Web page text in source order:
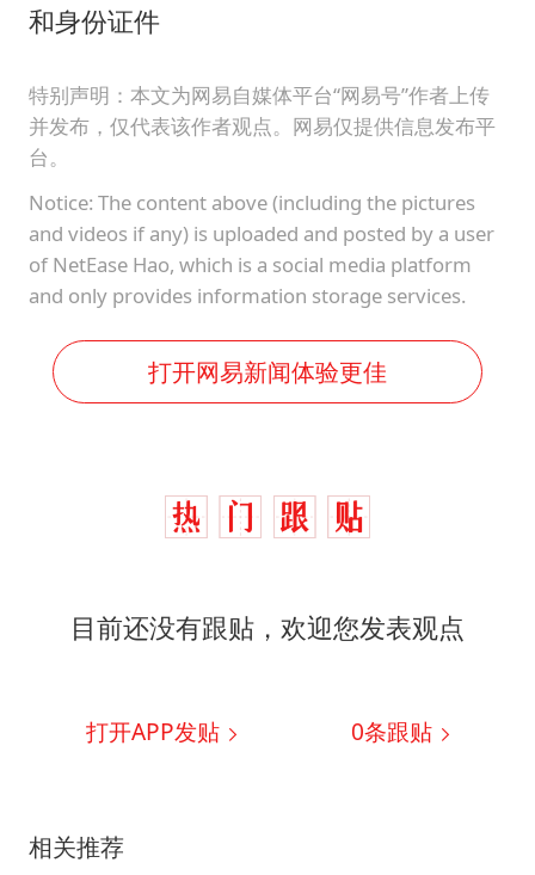
和身份证件
特别声明：本文为网易自媒体平台“网易号”作者上传
并发布，仅代表该作者观点。网易仅提供信息发布平
台。
Notice: The content above (including the pictures
and videos if any) is uploaded and posted by a user
of NetEase Hao, which is a social media platform
and only provides information storage services.
打开网易新闻体验更佳
目前还没有跟贴，欢迎您发表观点
打开APP发贴 0条跟贴
相关推荐